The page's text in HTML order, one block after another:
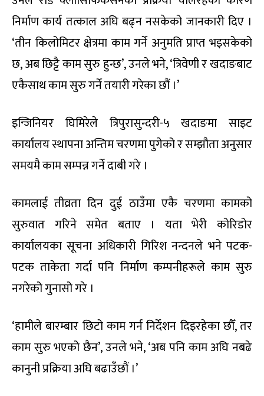
निर्माण कार्य तत्काल अघि बढ्न नसकेको जानकारी दिए ।
‘तीन किलोमिटर क्षेत्रमा काम गर्ने अनुमति प्राप्त भइसकेको
छ, अब छिट्टै काम सुरु हुन्छ’, उनले भने, ‘त्रिवेणी र खदाङबाट
एकैसाथ काम सुरु गर्ने तयारी गरेका छौं ।’
इन्जिनियर घिमिरेले त्रिपुरासुन्दरी-५ खदाङमा साइट
कार्यालय स्थापना अन्तिम चरणमा पुगेको र सम्झौता अनुसार
समयमै काम सम्पन्न गर्ने दाबी गरे ।
कामलाई तीव्रता दिन दुई ठाउँमा एकै चरणमा कामको
सुरुवात गरिने समेत बताए । यता भेरी कोरिडोर
कार्यालयका सूचना अधिकारी गिरिश नन्दनले भने पटक-
पटक ताकेता गर्दा पनि निर्माण कम्पनीहरूले काम सुरु
नगरेको गुनासो गरे ।
‘हामीले बारम्बार छिटो काम गर्न निर्देशन दिइरहेका छौँ, तर
काम सुरु भएको छैन’, उनले भने, ‘अब पनि काम अघि नबढे
कानुनी प्रक्रिया अघि बढाउँछौं ।’